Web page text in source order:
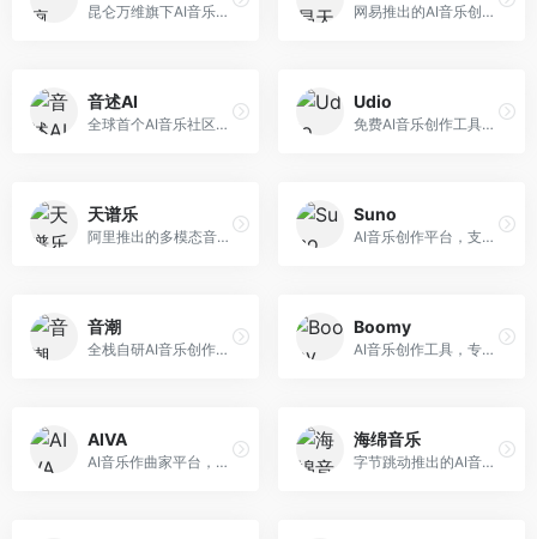
昆仑万维旗下AI音乐创作平台，专注于音乐内容生成。面向音乐爱好者和内容创作者，提供多种风格音乐生成，操作简便，创作速度快。 网易推出的AI音乐创作工具，支持作词、作曲与编曲。面向音乐爱好者和独立音乐人，提供歌词生成、旋律创作、编曲制作等服务，与网易云音乐生态深度整合。
音述AI
全球首个AI音乐社区平台，整合创作与分享功能。面向音乐创作者和爱好者，提供音乐创作、作品分享、社区交流等服务，社区氛围活跃。
Udio
免费AI音乐创作工具，专注于高质量音乐生成。面向音乐创作者和内容制作者，支持多种音乐风格生成，音质专业，创作自由度高，适合专业音乐制作场景。
天谱乐
阿里推出的多模态音乐生成平台，整合音频与文本理解能力。面向内容创作者，支持歌词生成、旋律创作、音乐编辑等服务，与阿里生态深度整合。
Suno
AI音乐创作平台，支持通过文字描述生成完整歌曲，包含歌词、旋律和人声。面向音乐爱好者、内容创作者和独立音乐人，操作门槛低，创作速度快，支持多种音乐风格，为音乐创作带来全新可能。
音潮
全栈自研AI音乐创作平台，支持从创作到发布的完整流程。面向独立音乐人和音乐工作室，提供作词作曲、编曲混音、音乐发布等服务，创作工具专业。
Boomy
AI音乐创作工具，专注于快速音乐生成与发布。面向音乐爱好者和业余创作者，支持一键生成原创音乐，可直接发布到音乐平台，创作门槛低。
AIVA
AI音乐作曲家平台，专注于古典和影视配乐创作。面向影视制作人和游戏开发者，提供原创音乐生成、配乐定制等服务，音乐风格专业，适合影视游戏配乐。
海绵音乐
字节跳动推出的AI音乐创作平台，支持多风格音乐生成。面向内容创作者和音乐爱好者，提供歌词创作、旋律生成、编曲制作等服务，创作效率高，适合短视频配乐。